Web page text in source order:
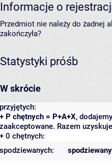
Informacje o
Przedmiot nie należy do żadnej
zakończyła?
Statystyki próśb
W skrócie
przyjętych:
+ P chętnych = P+A+X,
zaakceptowane. Razem
+ 0 chętnych:
spodziewanych: